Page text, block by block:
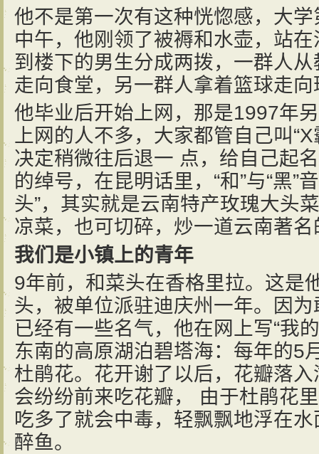
他不是第一次有这种恍惚感，大
中午，他刚领了被褥和水壶，站
到楼下的男生分成两拨，一群人
走向食堂，另一群人拿着篮球走向
他毕业后开始上网，那是1997年
上网的人不多，大家都管自己叫
决定稍微往后退一 点，给自己起
的绰号，在昆明话里，“和”与“黑”
头”，其实就是云南特产玫瑰大头
凉菜，也可切碎，炒一道云南著名
我们是小镇上的青年
9年前，和菜头在香格里拉。这是
头，被单位派驻迪庆州一年。因
已经有一些名气，他在网上写“我
东南的高原湖泊碧塔海：每年的5
杜鹃花。花开谢了以后，花瓣落
会纷纷前来吃花瓣， 由于杜鹃花
吃多了就会中毒，轻飘飘地浮在
醉鱼。